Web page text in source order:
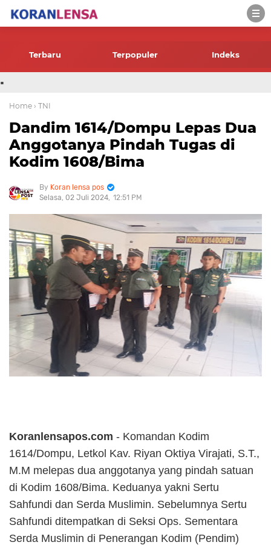
-->
Terbaru Terpopuler Indeks
.
Home › TNI
Dandim 1614/Dompu Lepas Dua
Anggotanya Pindah Tugas di
Kodim 1608/Bima
Koran lensa pos
Selasa, 02 Juli 2024 12:51 PM
Koranlensapos.com - Komandan Kodim
1614/Dompu, Letkol Kav. Riyan Oktiya Virajati, S.T.,
M.M melepas dua anggotanya yang pindah satuan
di Kodim 1608/Bima. Keduanya yakni Sertu
Sahfundi dan Serda Muslimin. Sebelumnya Sertu
Sahfundi ditempatkan di Seksi Ops. Sementara
Serda Muslimin di Penerangan Kodim (Pendim)